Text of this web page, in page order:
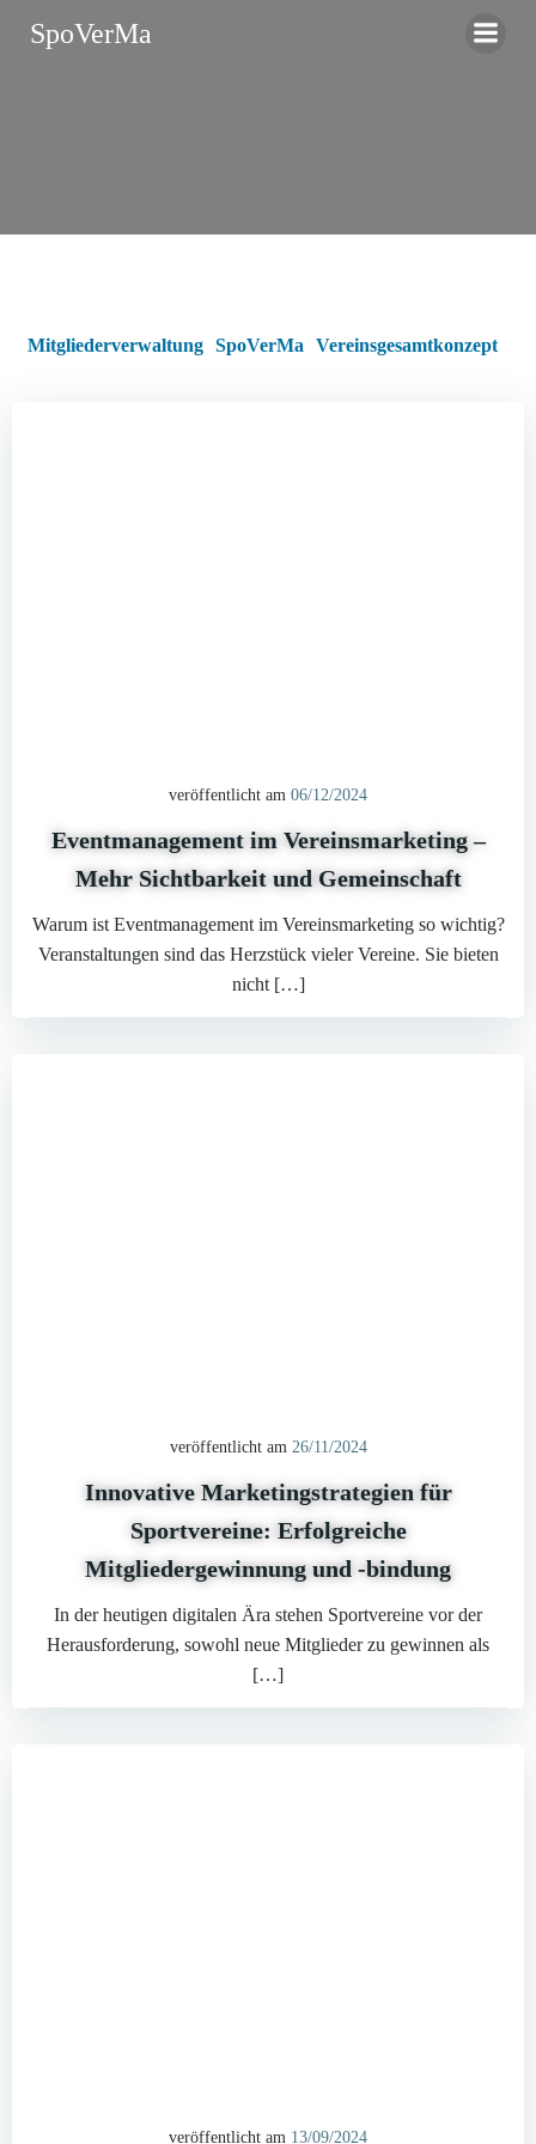
SpoVerMa
Mitgliederverwaltung SpoVerMa Vereinsgesamtkonzept
veröffentlicht am 06/12/2024
Eventmanagement im Vereinsmarketing –
Mehr Sichtbarkeit und Gemeinschaft
Warum ist Eventmanagement im Vereinsmarketing so wichtig?
Veranstaltungen sind das Herzstück vieler Vereine. Sie bieten
nicht […]
veröffentlicht am 26/11/2024
Innovative Marketingstrategien für
Sportvereine: Erfolgreiche
Mitgliedergewinnung und -bindung
In der heutigen digitalen Ära stehen Sportvereine vor der
Herausforderung, sowohl neue Mitglieder zu gewinnen als
[…]
veröffentlicht am 13/09/2024